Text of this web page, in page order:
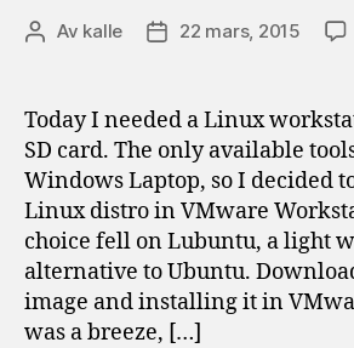
Inläggsförfattare
Av kalle Inläggsdatum
22 mars, 2015
Today I needed a Linux
SD card. The only available
Windows Laptop, so I decided
Linux distro in VMware
choice fell on Lubuntu, a light
alternative to Ubuntu.
image and installing it in
was a breeze, […]